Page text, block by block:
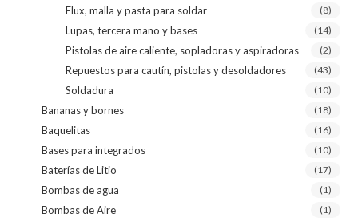
Flux, malla y pasta para soldar (8)
Lupas, tercera mano y bases (14)
Pistolas de aire caliente, sopladoras y aspiradoras (2)
Repuestos para cautín, pistolas y desoldadores (43)
Soldadura (10)
Bananas y bornes (18)
Baquelitas (16)
Bases para integrados (10)
Baterías de Litio (17)
Bombas de agua (1)
Bombas de Aire (1)